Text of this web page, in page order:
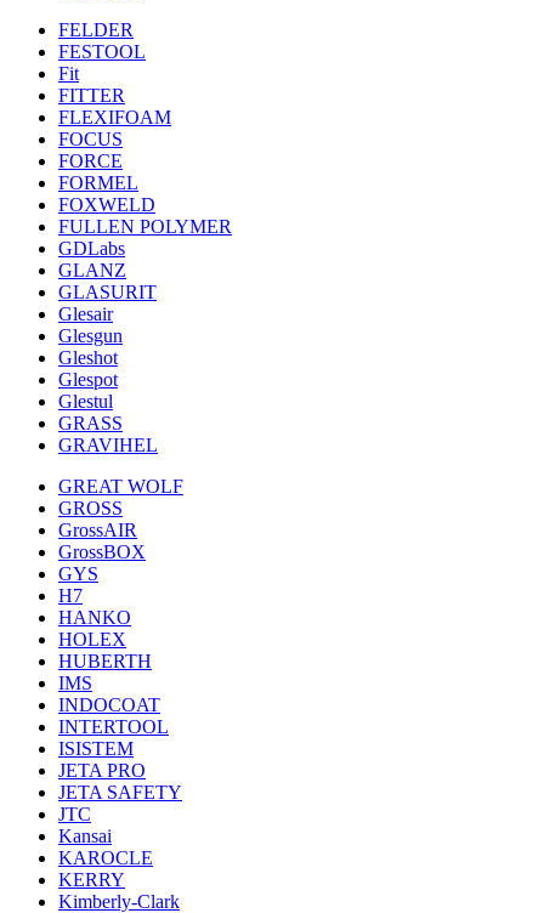
FELDER
FESTOOL
Fit
FITTER
FLEXIFOAM
FOCUS
FORCE
FORMEL
FOXWELD
FULLEN POLYMER
GDLabs
GLANZ
GLASURIT
Glesair
Glesgun
Gleshot
Glespot
Glestul
GRASS
GRAVIHEL
GREAT WOLF
GROSS
GrossAIR
GrossBOX
GYS
H7
HANKO
HOLEX
HUBERTH
IMS
INDOCOAT
INTERTOOL
ISISTEM
JETA PRO
JETA SAFETY
JTC
Kansai
KAROCLE
KERRY
Kimberly-Clark